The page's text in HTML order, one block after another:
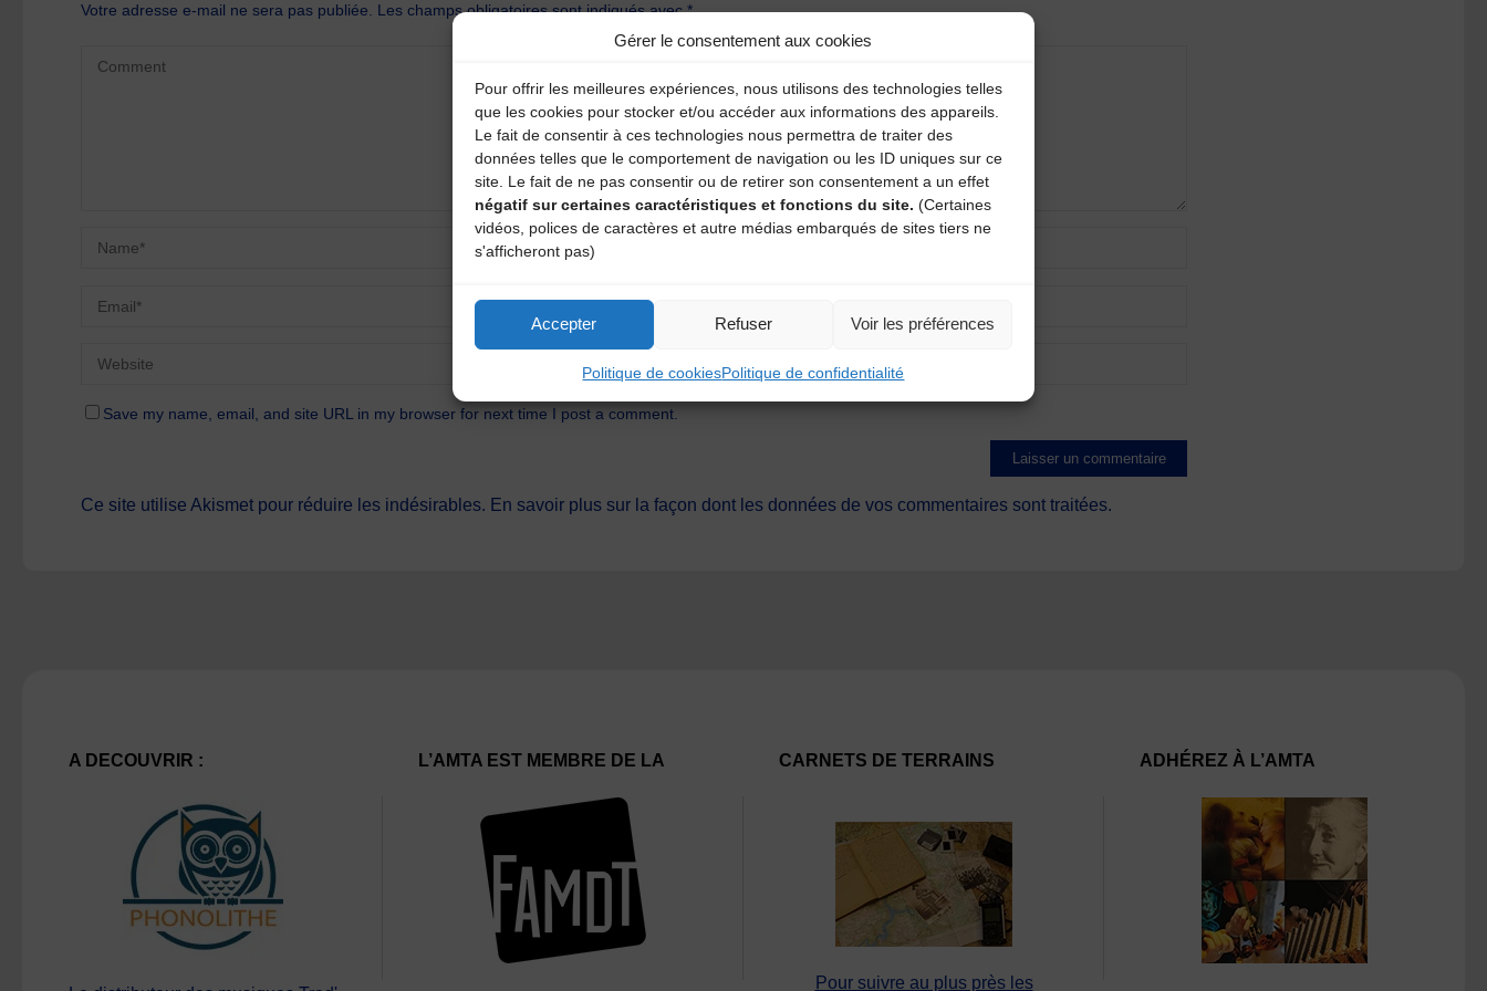
Gérer le consentement aux cookies
Pour offrir les meilleures expériences, nous utilisons des technologies telles
que les cookies pour stocker et/ou accéder aux informations des appareils.
Le fait de consentir à ces technologies nous permettra de traiter des
données telles que le comportement de navigation ou les ID uniques sur ce
site. Le fait de ne pas consentir ou de retirer son consentement a un effet
négatif sur certaines caractéristiques et fonctions du site. (Certaines
vidéos, polices de caractères et autre médias embarqués de sites tiers ne
s'afficheront pas)
Accepter Refuser Voir les préférences
Politique de cookiesPolitique de confidentialité
Votre adresse e-mail ne sera pas publiée. Les champs obligatoires sont indiqués avec*
Save my name, email, and site URL in my browser for next time I post a comment.
Ce site utilise Akismet pour réduire les indésirables. En savoir plus sur la façon dont les données de vos commentaires sont traitées.
A DECOUVRIR : L’AMTA EST MEMBRE DE LA CARNETS DE TERRAINS
Pour suivre au plus près les
ADHÉREZ À L’AMTA